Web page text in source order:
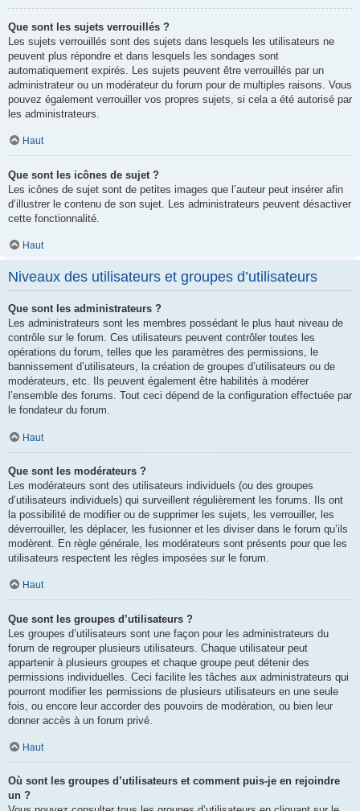
Que sont les sujets verrouillés ?
Les sujets verrouillés sont des sujets dans lesquels les utilisateurs ne
peuvent plus répondre et dans lesquels les sondages sont
automatiquement expirés. Les sujets peuvent être verrouillés par un
administrateur ou un modérateur du forum pour de multiples raisons. Vous
pouvez également verrouiller vos propres sujets, si cela a été autorisé par
les administrateurs.
Haut
Que sont les icônes de sujet ?
Les icônes de sujet sont de petites images que l’auteur peut insérer afin
d’illustrer le contenu de son sujet. Les administrateurs peuvent désactiver
cette fonctionnalité.
Haut
Niveaux des utilisateurs et groupes d’utilisateurs
Que sont les administrateurs ?
Les administrateurs sont les membres possédant le plus haut niveau de
contrôle sur le forum. Ces utilisateurs peuvent contrôler toutes les
opérations du forum, telles que les paramètres des permissions, le
bannissement d’utilisateurs, la création de groupes d’utilisateurs ou de
modérateurs, etc. Ils peuvent également être habilités à modérer
l’ensemble des forums. Tout ceci dépend de la configuration effectuée par
le fondateur du forum.
Haut
Que sont les modérateurs ?
Les modérateurs sont des utilisateurs individuels (ou des groupes
d’utilisateurs individuels) qui surveillent régulièrement les forums. Ils ont
la possibilité de modifier ou de supprimer les sujets, les verrouiller, les
déverrouiller, les déplacer, les fusionner et les diviser dans le forum qu’ils
modèrent. En règle générale, les modérateurs sont présents pour que les
utilisateurs respectent les règles imposées sur le forum.
Haut
Que sont les groupes d’utilisateurs ?
Les groupes d’utilisateurs sont une façon pour les administrateurs du
forum de regrouper plusieurs utilisateurs. Chaque utilisateur peut
appartenir à plusieurs groupes et chaque groupe peut détenir des
permissions individuelles. Ceci facilite les tâches aux administrateurs qui
pourront modifier les permissions de plusieurs utilisateurs en une seule
fois, ou encore leur accorder des pouvoirs de modération, ou bien leur
donner accès à un forum privé.
Haut
Où sont les groupes d’utilisateurs et comment puis-je en rejoindre
un ?